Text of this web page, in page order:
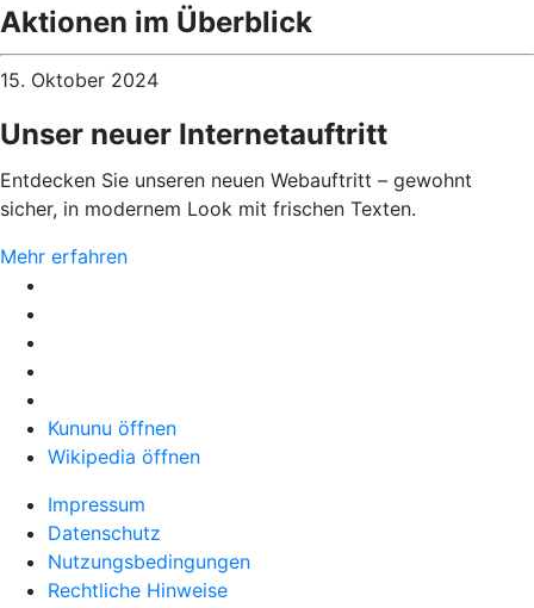
Aktionen im Überblick
15. Oktober 2024
Unser neuer Internetauftritt
Entdecken Sie unseren neuen Webauftritt – gewohnt
sicher, in modernem Look mit frischen Texten.
Mehr erfahren
Kununu öffnen
Wikipedia öffnen
Impressum
Datenschutz
Nutzungsbedingungen
Rechtliche Hinweise